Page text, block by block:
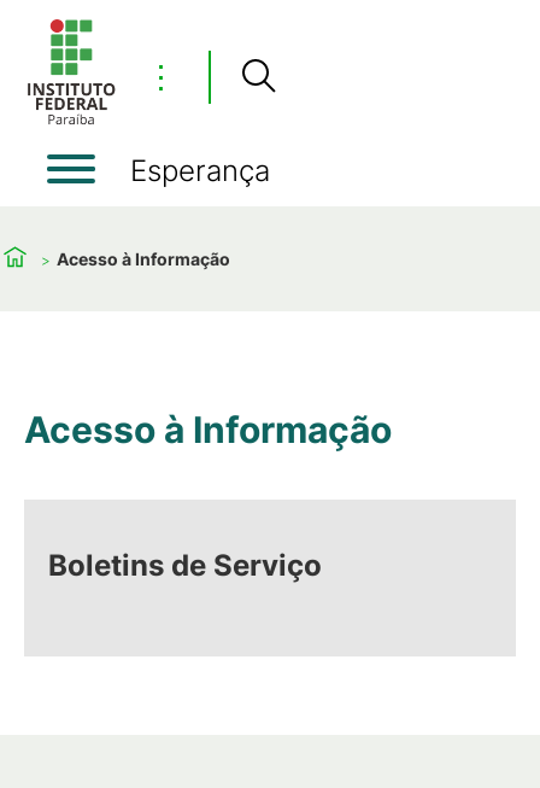
⋮
Esperança
Acesso à Informação
Acesso à Informação
Boletins de Serviço